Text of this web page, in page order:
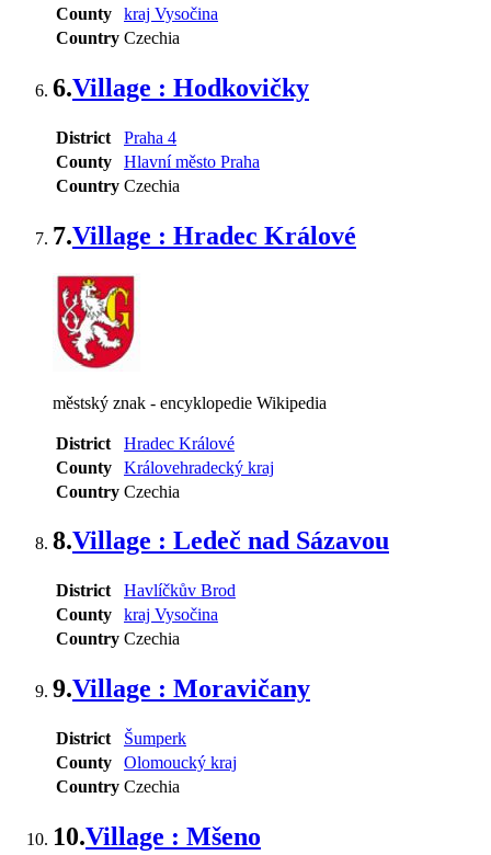
County
kraj Vysočina
Country Czechia
6.Village : Hodkovičky
District
Praha 4
County
Hlavní město Praha
Country Czechia
7.Village : Hradec Králové
městský znak - encyklopedie Wikipedia
District
Hradec Králové
County
Královehradecký kraj
Country Czechia
8.Village : Ledeč nad Sázavou
District
Havlíčkův Brod
County
kraj Vysočina
Country Czechia
9.Village : Moravičany
District
Šumperk
County
Olomoucký kraj
Country Czechia
10.Village : Mšeno